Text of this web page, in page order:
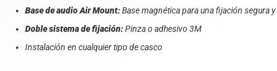
Base de audio Air Mount:Base magnética para una fijación segura
Doble sistema de fijación:Pinza o adhesivo 3M
Instalación en cualquier tipo de casco